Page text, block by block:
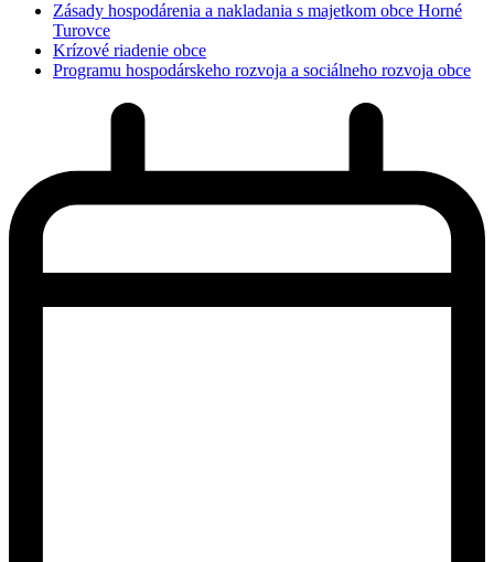
Zásady hospodárenia a nakladania s majetkom obce Horné
Turovce
Krízové riadenie obce
Programu hospodárskeho rozvoja a sociálneho rozvoja obce